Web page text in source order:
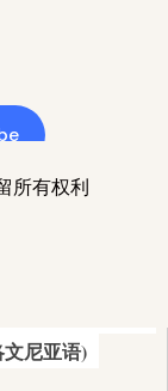
所有权利
尼亚语)